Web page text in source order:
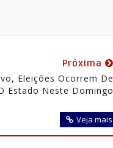
Próxima
Eleições Ocorrem De
Estado Neste Domingo
Veja mais